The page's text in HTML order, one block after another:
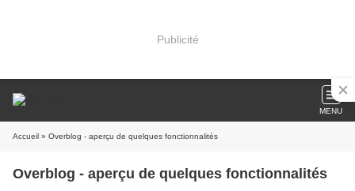
Publicité
MENU
Accueil » Overblog - aperçu de quelques fonctionnalités
Overblog - aperçu de quelques fonctionnalités